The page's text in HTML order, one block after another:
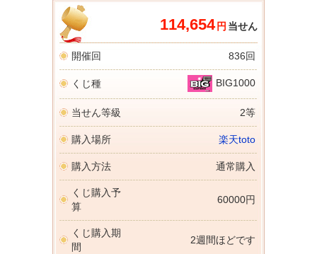
114,654 円 当せん
開催回 836回
くじ種 BIG1000
当せん等級 2等
購入場所 楽天toto
購入方法 通常購入
くじ購入予
算
60000円
くじ購入期
間
2週間ほどです